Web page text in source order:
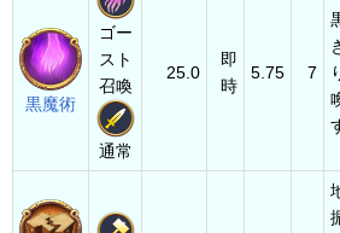
黒魔術
ゴー
スト
召喚
通常
25.0
即
時
5.75 7